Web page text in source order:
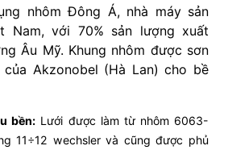
nhôm Đông Á, nhà máy sản
Nam, với 70% sản lượng xuất
Âu Mỹ. Khung nhôm được sơn
Akzonobel (Hà Lan) cho bề
bền: Lưới được làm từ nhôm 6063-
11÷12 wechsler và cũng được phủ